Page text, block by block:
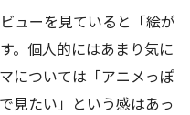
ューを見ていると「絵が
。個人的にはあまり気に
については「アニメっぽ
見たい」という感はあっ